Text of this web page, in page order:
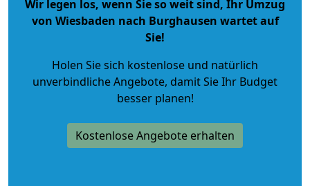
Wir legen los, wenn Sie so weit sind, Ihr Umzug
von Wiesbaden nach Burghausen wartet auf
Sie!
Holen Sie sich kostenlose und natürlich
unverbindliche Angebote, damit Sie Ihr Budget
besser planen!
Kostenlose Angebote erhalten